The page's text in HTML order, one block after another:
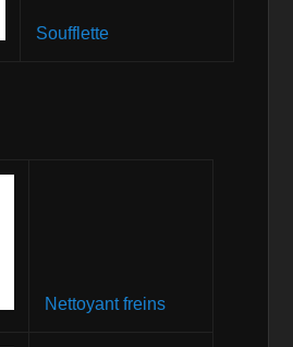
Soufflette
Nettoyant freins